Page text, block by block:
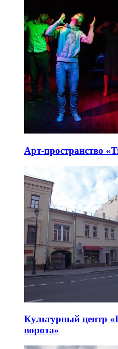
Арт-пространство
Культурный центр
ворота»